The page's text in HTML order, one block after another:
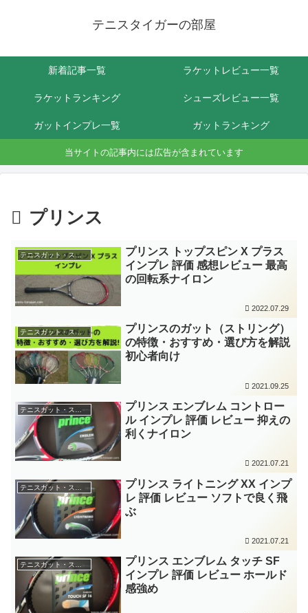
テニスタイガーの部屋
新着記事一覧 ラケットレビュー一覧
ラケットランキング シューズレビュー一覧
ガットインプレ一覧 ガットランキング
当サイトの記事内には広告が含まれています
プリンス
テニスガット・ストリングインプレ
プリンス トップスピン X プラス
インプレ 評価 感想レビュー 最高
の回転系ナイロン
2022.07.29
テニスガット・ストリングインプレ
プリンスのガット（ストリング）
の特徴・おすすめ・選び方を解説
初心者向け
2021.09.25
プリンス エンブレム コントロー
ル インプレ 評価 レビュー 抑えの
利くナイロン
2021.07.21
プリンス ライトニング XX インプ
レ 評価 レビュー ソフトで良く飛
ぶ
2021.07.21
テニスガット・ストリングインプレ
プリンス エンブレム タッチ SF
インプレ 評価 レビュー ホールド
感強め